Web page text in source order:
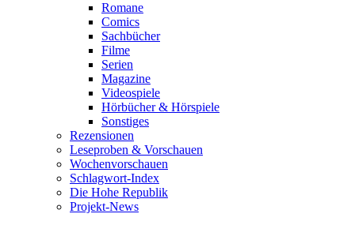
Romane
Comics
Sachbücher
Filme
Serien
Magazine
Videospiele
Hörbücher & Hörspiele
Sonstiges
Rezensionen
Leseproben & Vorschauen
Wochenvorschauen
Schlagwort-Index
Die Hohe Republik
Projekt-News